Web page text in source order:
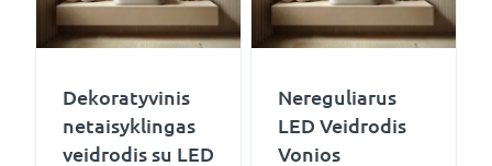
Dekoratyvinis
netaisyklingas
veidrodis su LED
Nereguliarus
LED Veidrodis
Vonios